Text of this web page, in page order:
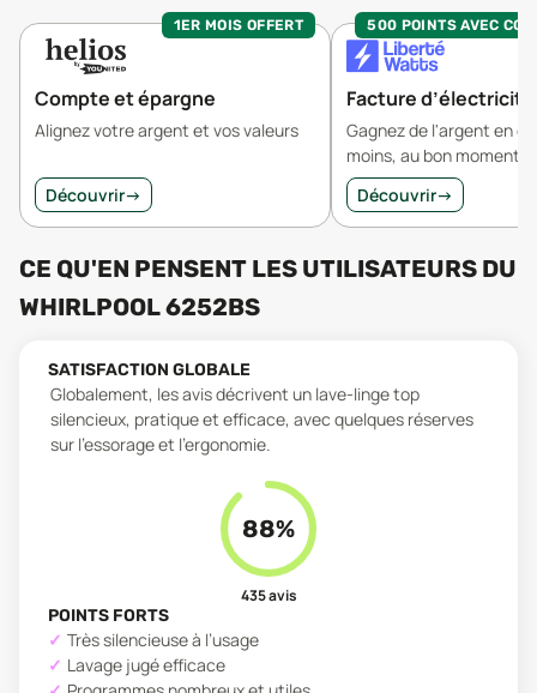
1ER MOIS OFFERT
Compte et épargne
Alignez votre argent et vos valeurs
Découvrir→
500 POINTS AVEC
Facture d’électricité
Gagnez de l'argent en
moins, au bon moment.
Découvrir→
CE QU'EN PENSENT LES UTILISATEURS DU
WHIRLPOOL 6252BS
SATISFACTION GLOBALE
Globalement, les avis décrivent un lave-linge top
silencieux, pratique et efficace, avec quelques réserves
sur l’essorage et l’ergonomie.
88%
435avis
POINTS FORTS
Très silencieuse à l’usage
Lavage jugé efficace